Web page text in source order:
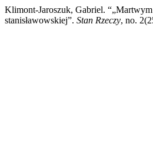
Klimont-Jaroszuk, Gabriel.
stanisławowskiej”. Stan Rzeczy, no.